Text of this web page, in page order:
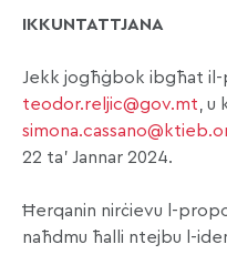
IKKUNTATTJANA
Jekk jogħġbok ibgħat
teodor.reljic@gov.mt , u
22 ta’ Jannar 2024.
Ħerqanin nirċievu l-
naħdmu ħalli ntejbu l-